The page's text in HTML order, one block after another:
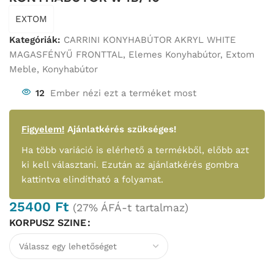
EXTOM
Kategóriák: CARRINI KONYHABÚTOR AKRYL WHITE
MAGASFÉNYŰ FRONTTAL, Elemes Konyhabútor, Extom
Meble, Konyhabútor
12 Ember nézi ezt a terméket most
Figyelem! Ajánlatkérés szükséges!
Ha több variáció is elérhető a termékből, előbb azt
ki kell választani. Ezután az ajánlatkérés gombra
kattintva elindítható a folyamat.
25400 Ft (27% ÁFÁ-t tartalmaz)
KORPUSZ SZINE